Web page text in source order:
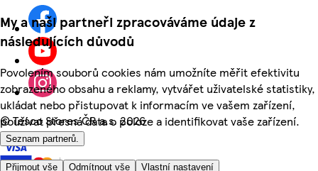
My a naši partneři zpracováváme údaje z
následujících důvodů
Povolením souborů cookies nám umožníte měřit efektivitu
zobrazeného obsahu a reklamy, vytvářet uživatelské statistiky,
ukládat nebo přistupovat k informacím ve vašem zařízení,
používat přesná data o poloze a identifikovat vaše zařízení.
Seznam partnerů.
Přijmout vše Odmítnout vše Vlastní nastavení
©Tesco Stores ČR a.s. 2026